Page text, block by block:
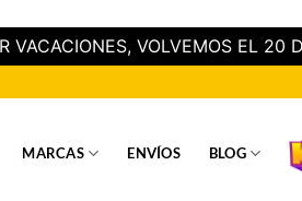
VACACIONES, VOLVEMOS EL 20
MARCAS ENVÍOS BLOG